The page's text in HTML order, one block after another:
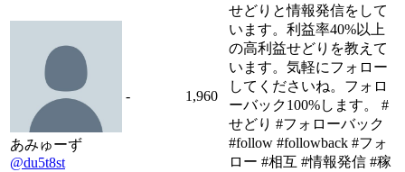
あみゅーず
@du5t8st
- 1,960
せどりと情報発信をして
います。利益率40%以上
の高利益せどりを教えて
います。気軽にフォロー
してくださいね。フォロ
ーバック100%します。 #
せどり #フォローバック
#follow #followback #フォ
ロー #相互 #情報発信 #稼